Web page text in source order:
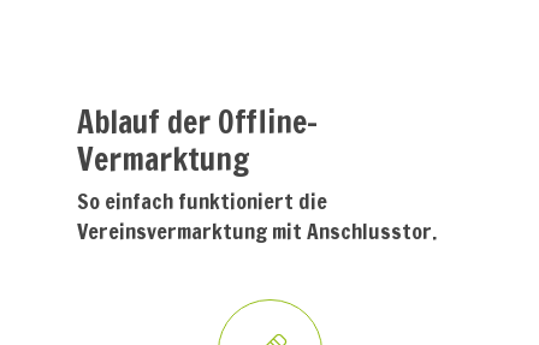
Ablauf der Offline-
Vermarktung
So einfach funktioniert die
Vereinsvermarktung mit Anschlusstor.